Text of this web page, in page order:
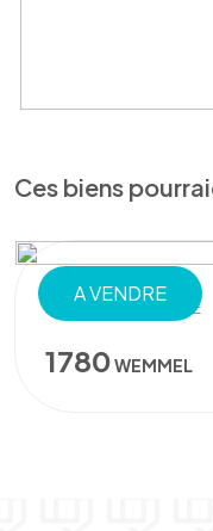
Ces biens
A VENDRE
REZ-DE-CHAUSSÉE
1780WEMMEL